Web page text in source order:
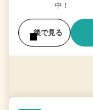
中！
後で見る